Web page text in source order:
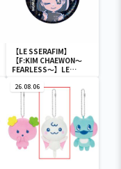
【LE SSERAFIM】
【F:KIM CHAEWON～
FEARLESS～】LE
ぷ ホログラム缶バッジ
26.08.06